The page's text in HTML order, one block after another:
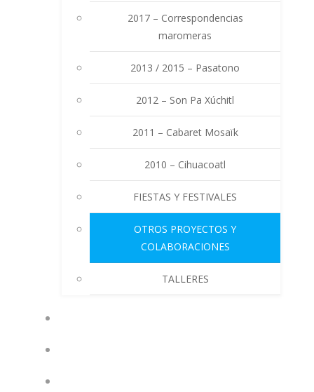
2017 – Correspondencias
maromeras
2013 / 2015 – Pasatono
2012 – Son Pa Xúchitl
2011 – Cabaret Mosaïk
2010 – Cihuacoatl
FIESTAS Y FESTIVALES
OTROS PROYECTOS Y
COLABORACIONES
TALLERES